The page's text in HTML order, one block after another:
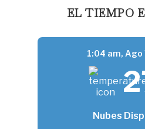
EL TIEMPO
1:04 am, Ago
Nubes